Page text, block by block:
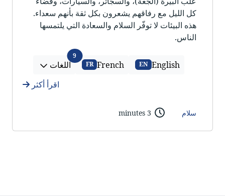
كل الليل مع رفاقهم يشعرون بكل ثقة بأنهم سعداء.
هذه البيئات لا توفّر السلام والسعادة التي يلتمسها
الناس.
English
EN
French
FR اللغات
9اللغات
اقرأ أكثر
سلام 3 minutes